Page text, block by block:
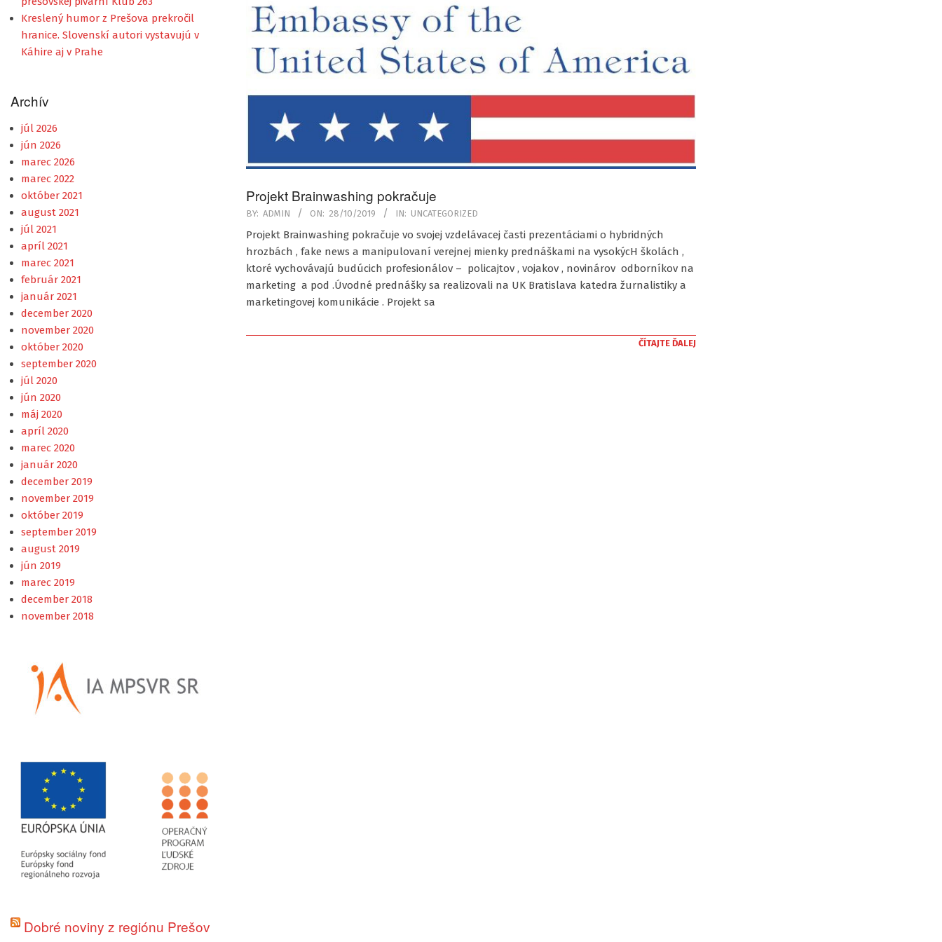
Projekt Brainwashing pokračuje
2019-
10-
28
BY: ADMIN ON: 28/10/2019 IN: UNCATEGORIZED
Projekt Brainwashing pokračuje vo svojej vzdelávacej časti prezentáciami o hybridných
hrozbách , fake news a manipulovaní verejnej mienky prednáškami na vysokýcH školách ,
ktoré vychovávajú budúcich profesionálov – policajtov , vojakov , novinárov odborníkov na
marketing a pod .Úvodné prednášky sa realizovali na UK Bratislava katedra žurnalistiky a
marketingovej komunikácie . Projekt sa
ČÍTAJTE ĎALEJ
Kreslený humor z Prešova prekročil
hranice. Slovenskí autori vystavujú v
Káhire aj v Prahe
Archív
júl 2026
jún 2026
marec 2026
marec 2022
október 2021
august 2021
júl 2021
apríl 2021
marec 2021
február 2021
január 2021
december 2020
november 2020
október 2020
september 2020
júl 2020
jún 2020
máj 2020
apríl 2020
marec 2020
január 2020
december 2019
november 2019
október 2019
september 2019
august 2019
jún 2019
marec 2019
december 2018
november 2018
Dobré noviny z regiónu Prešov